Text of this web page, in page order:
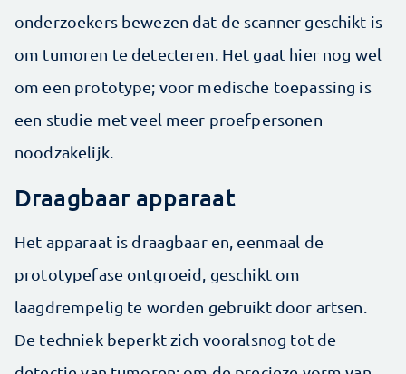
onderzoekers bewezen dat de scanner geschikt is
om tumoren te detecteren. Het gaat hier nog wel
om een prototype; voor medische toepassing is
een studie met veel meer proefpersonen
noodzakelijk.
Draagbaar apparaat
Het apparaat is draagbaar en, eenmaal de
prototypefase ontgroeid, geschikt om
laagdrempelig te worden gebruikt door artsen.
De techniek beperkt zich vooralsnog tot de